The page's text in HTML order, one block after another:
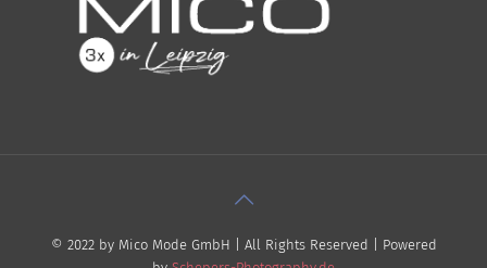
© 2022 by Mico Mode GmbH | All Rights Reserved | Powered